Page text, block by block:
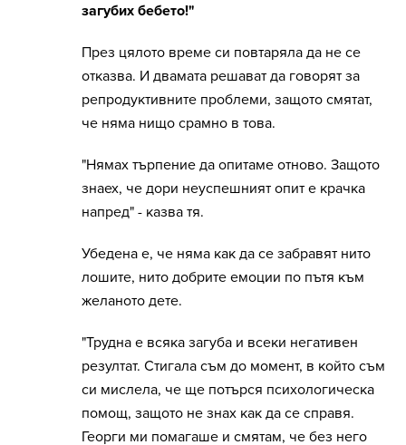
загубих бебето!"
През цялото време си повтаряла да не се
отказва. И двамата решават да говорят за
репродуктивните проблеми, защото смятат,
че няма нищо срамно в това.
"Нямах търпение да опитаме отново. Защото
знаех, че дори неуспешният опит е крачка
напред" - казва тя.
Убедена е, че няма как да се забравят нито
лошите, нито добрите емоции по пътя към
желаното дете.
"Трудна е всяка загуба и всеки негативен
резултат. Стигала съм до момент, в който съм
си мислела, че ще потърся психологическа
помощ, защото не знах как да се справя.
Георги ми помагаше и смятам, че без него